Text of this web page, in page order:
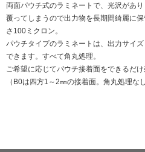
両面パウチ式のラミネートで、光沢があ
覆ってしまうので出力物を長期間綺麗に
さ100ミクロン。
パウチタイプのラミネートは、出力サイ
できます。すべて角丸処理。
ご希望に応じてパウチ接着面をできるだ
（B0は四方1～2㎜の接着面。角丸処理なし